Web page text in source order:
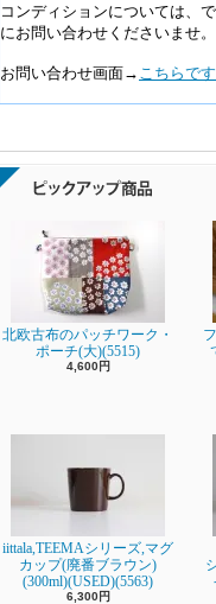
コンディションについては、
にお問い合わせくださいませ。
お問い合わせ画面→ こちらです
北欧古布のパッチワーク・
ポーチ(大)(5515)
4,600円
iittala,TEEMAシリーズ,マグ
カップ(廃番ブラウン)
(300ml)(USED)(5563)
6,300円